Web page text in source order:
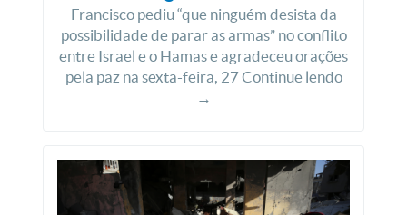
Francisco pediu “que ninguém desista da
possibilidade de parar as armas” no conflito
entre Israel e o Hamas e agradeceu orações
pela paz na sexta-feira, 27 Continue lendo
→